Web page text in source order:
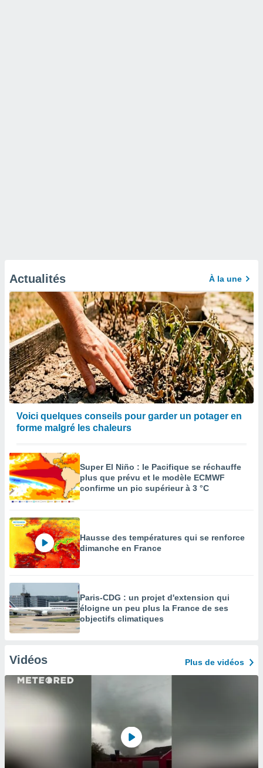
Actualités À la une
Voici quelques conseils pour garder un potager en
forme malgré les chaleurs
Super El Niño : le Pacifique se réchauffe
plus que prévu et le modèle ECMWF
confirme un pic supérieur à 3 °C
Hausse des températures qui se renforce
dimanche en France
Paris-CDG : un projet d'extension qui
éloigne un peu plus la France de ses
objectifs climatiques
Vidéos Plus de vidéos